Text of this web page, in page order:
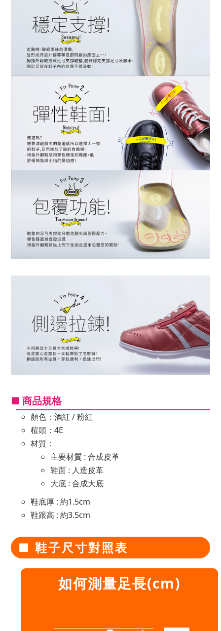
■ 商品規格
顏色：酒紅 / 粉紅
楦頭：4E
材質：
主要材質 : 合成皮革
鞋面 : 人造皮革
大底 : 合成大底
鞋底厚 : 約1.5cm
鞋跟高 : 約3.5cm
■ 鞋子尺寸對照表
如何測量足長(cm)